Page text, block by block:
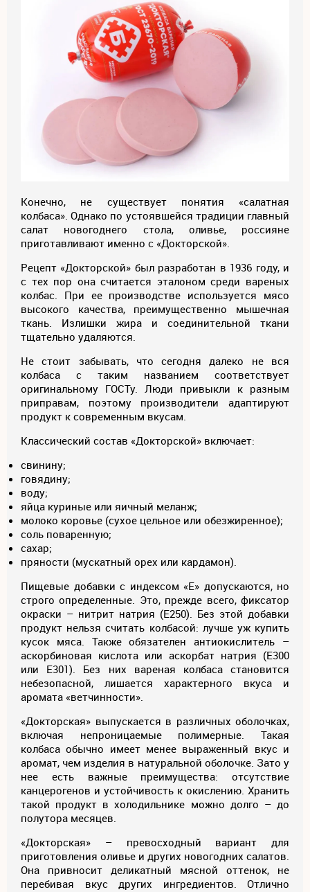
Конечно, не существует понятия «салатная
колбаса». Однако по устоявшейся традиции главный
салат новогоднего стола, оливье, россияне
приготавливают именно с «Докторской».
Рецепт «Докторской» был разработан в 1936 году, и
с тех пор она считается эталоном среди вареных
колбас. При ее производстве используется мясо
высокого качества, преимущественно мышечная
ткань. Излишки жира и соединительной ткани
тщательно удаляются.
Не стоит забывать, что сегодня далеко не вся
колбаса с таким названием соответствует
оригинальному ГОСТу. Люди привыкли к разным
приправам, поэтому производители адаптируют
продукт к современным вкусам.
Классический состав «Докторской» включает:
свинину;
говядину;
воду;
яйца куриные или яичный меланж;
молоко коровье (сухое цельное или обезжиренное);
соль поваренную;
сахар;
пряности (мускатный орех или кардамон).
Пищевые добавки с индексом «Е» допускаются, но
строго определенные. Это, прежде всего, фиксатор
окраски – нитрит натрия (Е250). Без этой добавки
продукт нельзя считать колбасой: лучше уж купить
кусок мяса. Также обязателен антиокислитель –
аскорбиновая кислота или аскорбат натрия (Е300
или Е301). Без них вареная колбаса становится
небезопасной, лишается характерного вкуса и
аромата «ветчинности».
«Докторская» выпускается в различных оболочках,
включая непроницаемые полимерные. Такая
колбаса обычно имеет менее выраженный вкус и
аромат, чем изделия в натуральной оболочке. Зато у
нее есть важные преимущества: отсутствие
канцерогенов и устойчивость к окислению. Хранить
такой продукт в холодильнике можно долго – до
полутора месяцев.
«Докторская» – превосходный вариант для
приготовления оливье и других новогодних салатов.
Она привносит деликатный мясной оттенок, не
перебивая вкус других ингредиентов. Отлично